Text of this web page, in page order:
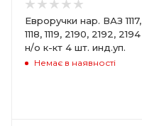
Евроручки нар. ВАЗ 1117,
1118, 1119, 2190, 2192, 2194
н/о к-кт 4 шт. инд.уп.
Немає в наявності